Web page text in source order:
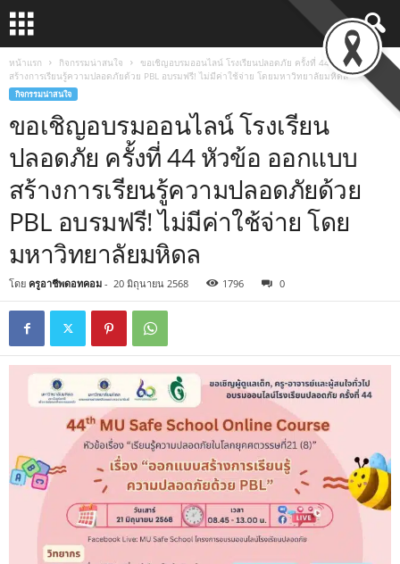
หน้าแรก กิจกรรมน่าสนใจ
ขอเชิญอบรมออนไลน์ โรงเรียนปลอดภัย ครั้งที่ 44 หัวข้อ ออกแบบ
สร้างการเรียนรู้ความปลอดภัยด้วย PBL อบรมฟรี! ไม่มีค่าใช้จ่าย โดยมหาวิทยาลัยมหิดล
กิจกรรมน่าสนใจ
ขอเชิญอบรมออนไลน์ โรงเรียน
ปลอดภัย ครั้งที่ 44 หัวข้อ ออกแบบ
สร้างการเรียนรู้ความปลอดภัยด้วย
PBL อบรมฟรี! ไม่มีค่าใช้จ่าย โดย
มหาวิทยาลัยมหิดล
โดย ครูอาชีพดอทคอม - 20 มิถุนายน 2568 1796 0